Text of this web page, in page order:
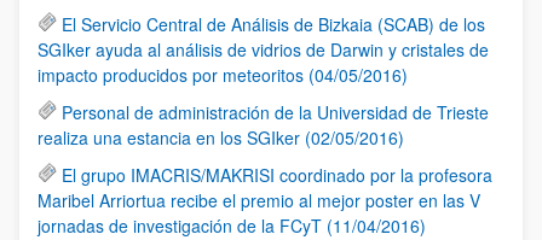
El Servicio Central de Análisis de Bizkaia (SCAB) de los
SGIker ayuda al análisis de vidrios de Darwin y cristales de
impacto producidos por meteoritos (04/05/2016)
Personal de administración de la Universidad de Trieste
realiza una estancia en los SGIker (02/05/2016)
El grupo IMACRIS/MAKRISI coordinado por la profesora
Maribel Arriortua recibe el premio al mejor poster en las V
jornadas de investigación de la FCyT (11/04/2016)